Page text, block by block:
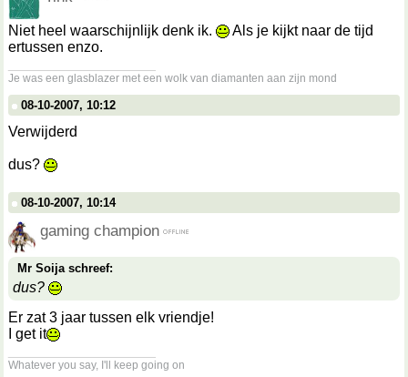
Niet heel waarschijnlijk denk ik.
Als je kijkt naar de tijd
ertussen enzo.
Je was een glasblazer met een wolk van diamanten aan zijn mond
08-10-2007, 10:12
Verwijderd
dus?
08-10-2007, 10:14
gaming champion
Mr Soija schreef:
dus?
Er zat 3 jaar tussen elk vriendje!
I get it
Whatever you say, I'll keep going on